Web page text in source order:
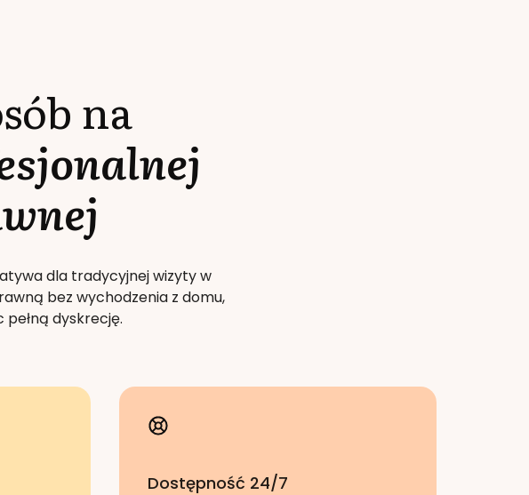
na
dla tradycyjnej wizyty w
bez wychodzenia z domu,
dyskrecję.
Dostępność 24/7